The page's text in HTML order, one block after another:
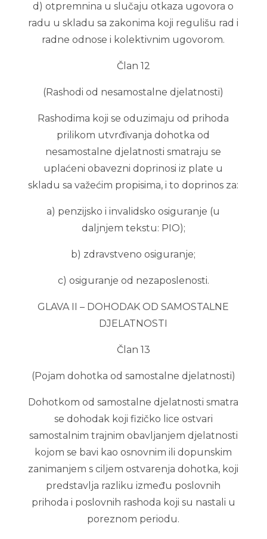
d) otpremnina u slučaju otkaza ugovora o
radu u skladu sa zakonima koji regulišu rad i
radne odnose i kolektivnim ugovorom.
Član 12
(Rashodi od nesamostalne djelatnosti)
Rashodima koji se oduzimaju od prihoda
prilikom utvrđivanja dohotka od
nesamostalne djelatnosti smatraju se
uplaćeni obavezni doprinosi iz plate u
skladu sa važećim propisima, i to doprinos za:
a) penzijsko i invalidsko osiguranje (u
daljnjem tekstu: PIO);
b) zdravstveno osiguranje;
c) osiguranje od nezaposlenosti.
GLAVA II – DOHODAK OD SAMOSTALNE
DJELATNOSTI
Član 13
(Pojam dohotka od samostalne djelatnosti)
Dohotkom od samostalne djelatnosti smatra
se dohodak koji fizičko lice ostvari
samostalnim trajnim obavljanjem djelatnosti
kojom se bavi kao osnovnim ili dopunskim
zanimanjem s ciljem ostvarenja dohotka, koji
predstavlja razliku između poslovnih
prihoda i poslovnih rashoda koji su nastali u
poreznom periodu.